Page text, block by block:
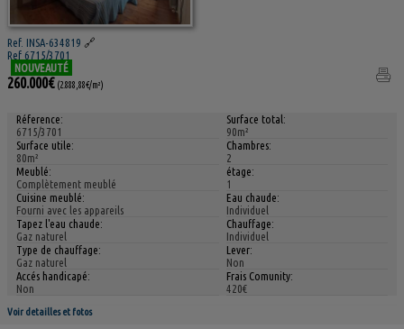
Ref. INSA-634819 🔗
Ref 6715/3701
NOUVEAUTÉ
260.000€ (2.888,88€/m²)
Réference:
6715/3701
Surface total:
90m²
Surface utile:
80m²
Chambres:
2
Meublé:
Complètement meublé
étage:
1
Cuisine meublé:
Fourni avec les appareils
Eau chaude:
Individuel
Tapez l'eau chaude:
Gaz naturel
Chauffage:
Individuel
Type de chauffage:
Gaz naturel
Lever:
Non
Accés handicapé:
Non
Frais Comunity:
420€
Voir detailles et fotos